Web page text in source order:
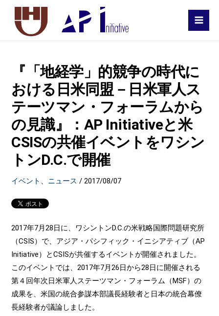
『「地経学」的競争の時代に
おける日米同盟－日米軍人ス
テーツマン・フォーラムから
の見識』：AP Initiativeと米
CSISの共催イベントをワシン
トンD.C.で開催
イベント 、 ニュース /2017/08/07
2017年7月28日に、ワシントンD.C.の米戦略国際問題研究所
（CSIS）で、アジア・パシフィック・イニシアティブ（AP
Initiative）とCSISが共催するイベントが開催されました。
このイベントでは、2017年7月26日から28日に開催される
第４回年次日米軍人ステーツマン・フォーラム（MSF）の
成果を、米国の統合参謀本部議長経験者と日本の統合幕僚
長経験者が議論しました。